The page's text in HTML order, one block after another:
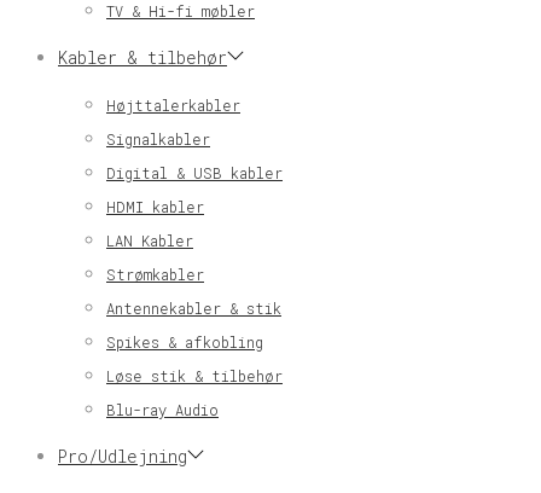
TV & Hi-fi møbler
Kabler & tilbehør
Højttalerkabler
Signalkabler
Digital & USB kabler
HDMI kabler
LAN Kabler
Strømkabler
Antennekabler & stik
Spikes & afkobling
Løse stik & tilbehør
Blu-ray Audio
Pro/Udlejning